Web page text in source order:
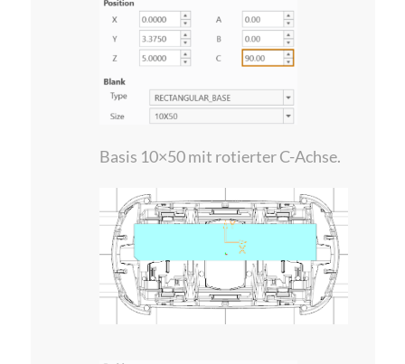
Basis 10×50 mit rotierter C-Achse.